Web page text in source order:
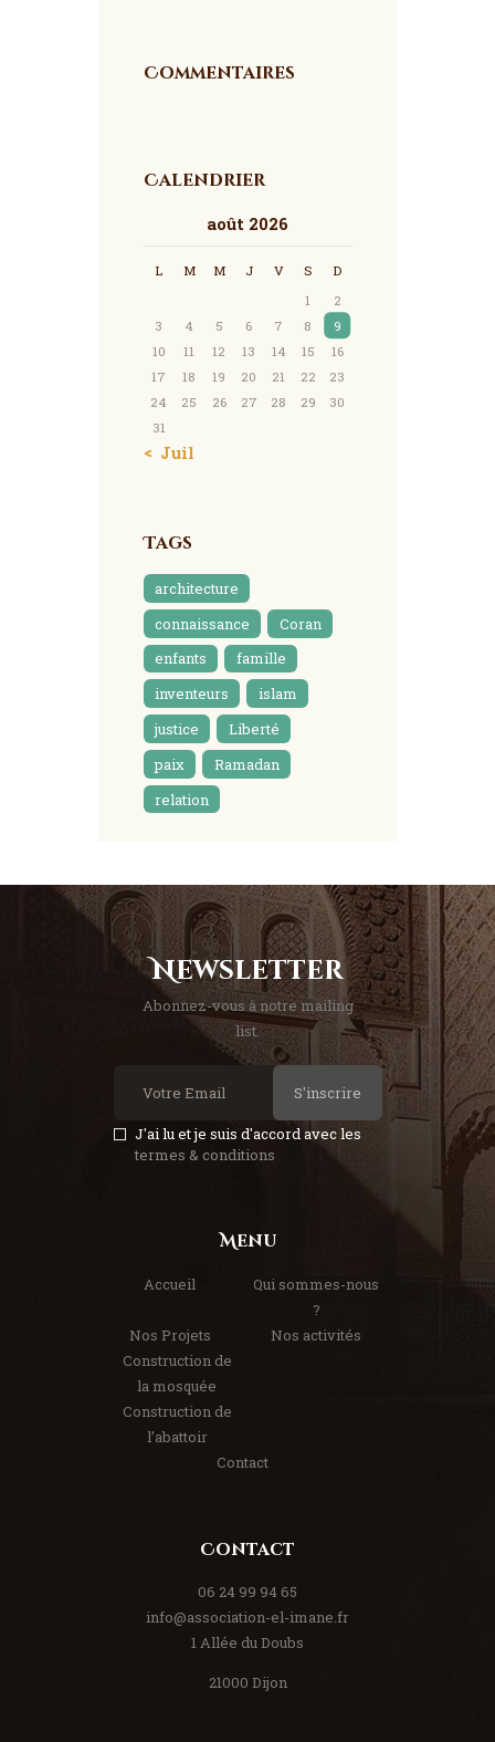
Commentaires
Calendrier
août 2026
L M M J V S
D
1
2
3
4 5 6 7 8
9
10
11 12 13 14 15
16
17
18 19 20 21 22
23
24
25 26 27 28 29
30
31
« Juil
Tags
architecture
connaissance
Coran
enfants
famille
inventeurs
islam
justice
Liberté
paix
Ramadan
relation
Newsletter
Abonnez-vous à notre mailing
list.
S'inscrire
J'ai lu et je suis d'accord avec les
termes & conditions
Menu
Accueil
Qui sommes-nous
?
Nos Projets
Construction de
la mosquée
Construction de
l’abattoir
Nos activités
Contact
Contact
06 24 99 94 65
info@association-el-imane.fr
1 Allée du Doubs
21000 Dijon